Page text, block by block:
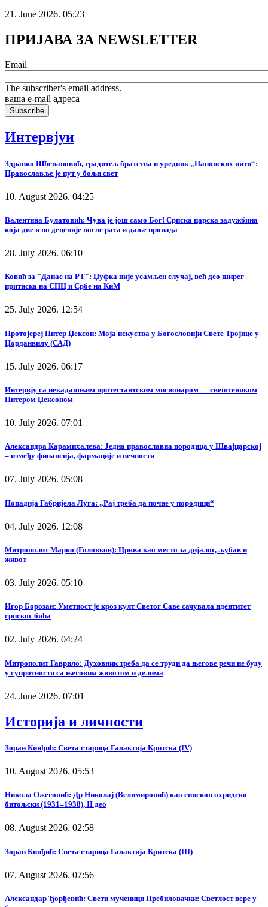
21. June 2026. 05:23
ПРИЈАВА ЗА NEWSLETTER
Email
The subscriber's email address.
ваша е-mail адреса
Интервјуи
Здравко Шћепановић, градитељ братства и уредник „Панонских нити“:
Православље је пут у бољи свет
10. August 2026. 04:25
Валентина Булатовић: Чува је још само Бог! Српска царска задужбина
која две и по деценије после рата и даље пропада
28. July 2026. 06:10
Ковић за "Данас на РТ": Џуфка није усамљен случај, већ део ширег
притиска на СПЦ и Србе на КиМ
25. July 2026. 12:54
Протојереј Питер Џексон: Моја искуства у Богословији Свете Тројице у
Џорданвилу (САД)
15. July 2026. 06:17
Интервју са некадашњим протестантским мисионаром — свештеником
Питером Џексоном
10. July 2026. 07:01
Александра Карамихалева: Једна православна породица у Швајцарској
– између финансија, фармације и вечности
07. July 2026. 05:08
Попадија Габријела Луга: „Рај треба да почне у породици“
04. July 2026. 12:08
Митрополит Марко (Головков): Црква као место за дијалог, љубав и
живот
03. July 2026. 05:10
Игор Борозан: Уметност је кроз култ Светог Саве сачувала идентитет
српског бића
02. July 2026. 04:24
Митрополит Гаврило: Духовник треба да се труди да његове речи не буду
у супротности са његовим животом и делима
24. June 2026. 07:01
Историја и личности
Зоран Кинђић: Света старица Галактија Критска (IV)
10. August 2026. 05:53
Никола Ожеговић: Др Николај (Велимировић) као епископ охридско-
битољски (1931–1938), II део
08. August 2026. 02:58
Зоран Кинђић: Света старица Галактија Критска (III)
07. August 2026. 07:56
Александар Ђорђевић: Свети мученици Пребиловачки: Светлост вере у